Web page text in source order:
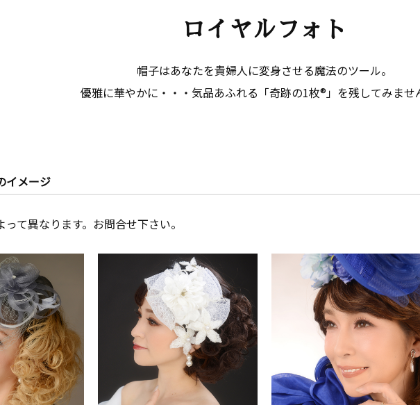
ロイヤルフォト
帽子はあなたを貴婦人に変身させる魔法のツール。
優雅に華やかに・・・気品あふれる「奇跡の1枚®」を残してみませ
イメージ
て異なります。お問合せ下さい。